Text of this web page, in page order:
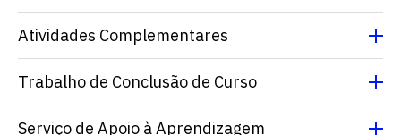
Atividades Complementares
Trabalho de Conclusão de Curso
Serviço de Apoio à Aprendizagem
Escolha a vaga que você
quer concorrer:
vagas para início de curso